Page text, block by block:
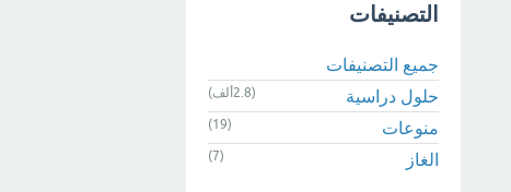
التصنيفات
جميع التصنيفات
حلول دراسية
(2.8ألف)
منوعات (19)
الغاز (7)